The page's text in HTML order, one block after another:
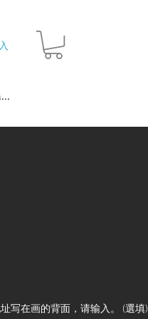
写在画的背面，请输入。 (選填)